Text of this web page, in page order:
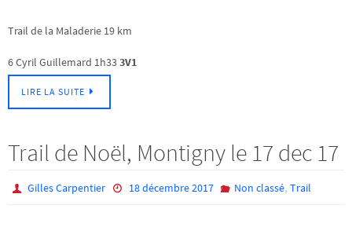
Trail de la Maladerie 19 km
6 Cyril Guillemard 1h333V1
LIRE LA SUITE
Trail de Noël, Montigny le 17 dec 17
Gilles Carpentier 18 décembre 2017 Non classé, Trail